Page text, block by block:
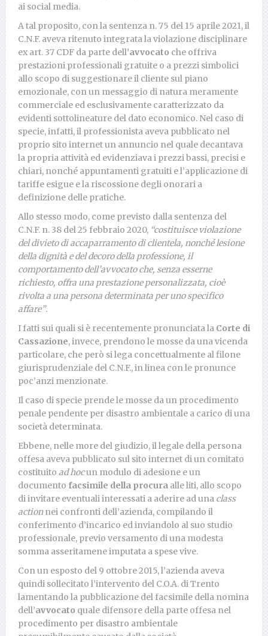
ai social media.
A tal proposito, con la sentenza n. 75 del 15 aprile 2021, il
C.N.F. aveva ritenuto integrata la violazione disciplinare
ex art. 37 CDF da parte dell’avvocato che offriva
prestazioni professionali gratuite o a prezzi simbolici
allo scopo di suggestionare il cliente sul piano
emozionale, con un messaggio di natura meramente
commerciale ed esclusivamente caratterizzato da
evidenti sottolineature del dato economico. Nel caso di
specie, infatti, il professionista aveva pubblicato nel
proprio sito internet un annuncio nel quale decantava
la propria attività ed evidenziava i prezzi bassi, precisi e
chiari, nonché appuntamenti gratuiti e l’applicazione di
tariffe esigue e la riscossione degli onorari a
definizione delle pratiche.
Allo stesso modo, come previsto dalla sentenza del
C.N.F. n. 38 del 25 febbraio 2020, “costituisce violazione
del divieto di accaparramento di clientela, nonché lesione
della dignità e del decoro della professione, il
comportamento dell’avvocato che, senza esserne
richiesto, offra una prestazione personalizzata, cioè
rivolta a una persona determinata per uno specifico
affare”.
I fatti sui quali si è recentemente pronunciata la Corte di
Cassazione, invece, prendono le mosse da una vicenda
particolare, che però si lega concettualmente al filone
giurisprudenziale del C.N.F., in linea con le pronunce
poc’anzi menzionate.
Il caso di specie prende le mosse da un procedimento
penale pendente per disastro ambientale a carico di una
società determinata.
Ebbene, nelle more del giudizio, il legale della persona
offesa aveva pubblicato sul sito internet di un comitato
costituito ad hocun modulo di adesione e un
documento facsimile della procura alle liti, allo scopo
di invitare eventuali interessati a aderire ad una class
actionnei confronti dell’azienda, compilando il
conferimento d’incarico ed inviandolo al suo studio
professionale, previo versamento di una modesta
somma asseritamene imputata a spese vive.
Con un esposto del 9 ottobre 2015, l’azienda aveva
quindi sollecitato l’intervento del C.O.A. di Trento
lamentando la pubblicazione del facsimile della nomina
dell’avvocato quale difensore della parte offesa nel
procedimento per disastro ambientale